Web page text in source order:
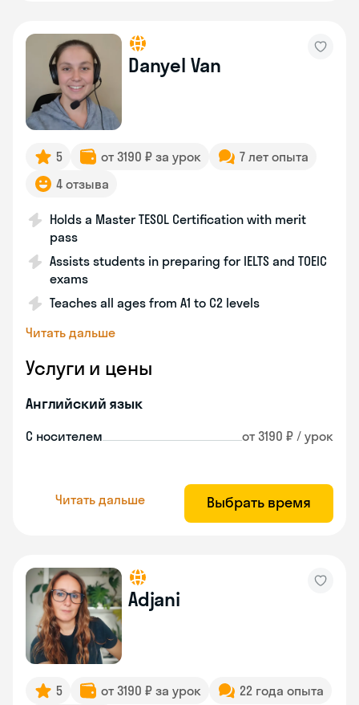
Danyel Van
5 от 3190 ₽ за урок
7 лет опыта
4 отзыва
Holds a Master TESOL Certification with merit
pass
Assists students in preparing for IELTS and TOEIC
exams
Teaches all ages from A1 to C2 levels
Читать дальше
Услуги и цены
Английский язык
С носителем от 3190 ₽ / урок
Читать дальше Выбрать время
Adjani
5 от 3190 ₽ за урок 22 года опыта